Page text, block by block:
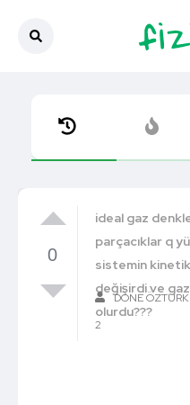
0
ideal gaz
parçacıklar q
sistemin
değişirdi ve
olurdu???
DÖNE ÖZTÜRK
2